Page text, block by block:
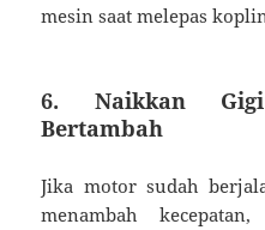
mesin saat melepas
6. Naikkan
Bertambah
Jika motor sudah
menambah